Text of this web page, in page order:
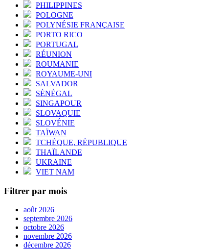
PHILIPPINES
POLOGNE
POLYNÉSIE FRANÇAISE
PORTO RICO
PORTUGAL
RÉUNION
ROUMANIE
ROYAUME-UNI
SALVADOR
SÉNÉGAL
SINGAPOUR
SLOVAQUIE
SLOVÉNIE
TAÏWAN
TCHÈQUE, RÉPUBLIQUE
THAÏLANDE
UKRAINE
VIET NAM
Filtrer par mois
août 2026
septembre 2026
octobre 2026
novembre 2026
décembre 2026